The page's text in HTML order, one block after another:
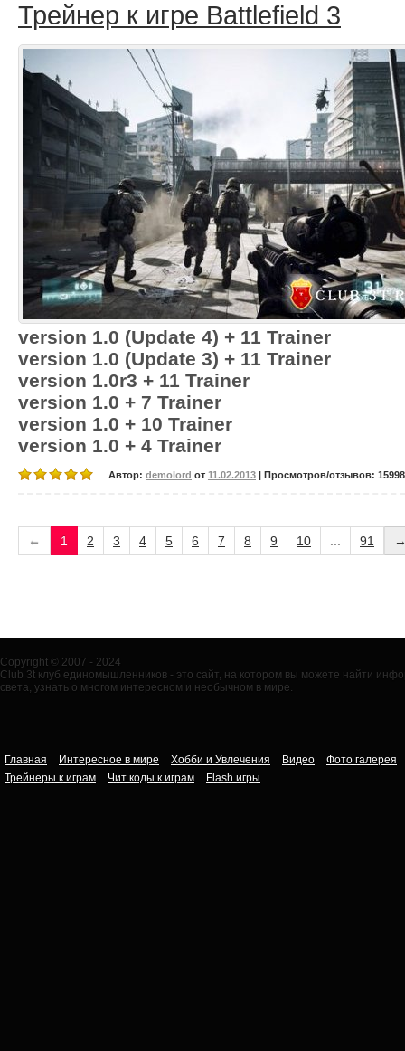
Трейнер к игре Battlefield 3
version 1.0 (Update 4) + 11 Trainer
version 1.0 (Update 3) + 11 Trainer
version 1.0r3 + 11 Trainer
version 1.0 + 7 Trainer
version 1.0 + 10 Trainer
version 1.0 + 4 Trainer
Автор: demolord от 11.02.2013 | Просмотров/отзывов:
← 1 2 3 4 5 6 7 8 9 10 ... 91
Copyright © 2007 - 2024
Club 3t клуб единомышленников - это сайт, на котором вы можете найти
света, узнать о многом интересном и необычном в мире.
Главная Интересное в мире Хобби и Увлечения Видео
Фото галерея
Трейнеры к играм
Чит коды к играм Flash игры